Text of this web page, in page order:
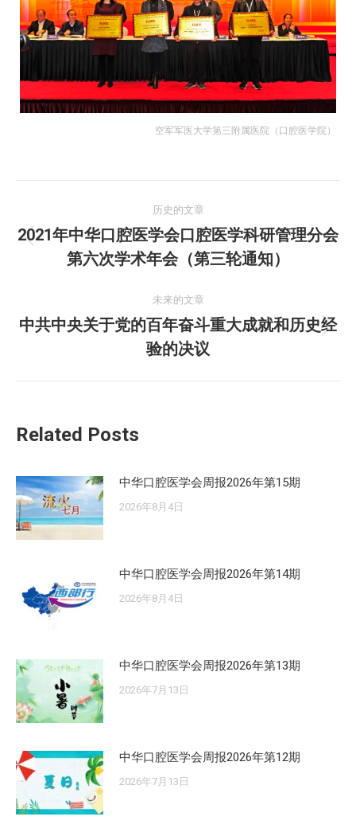
空军军医大学第三附属医院（口腔医学院）
章
历史的文章
历
史
文
章：
2021年中华口腔医学会口腔医学科研管理分会
第六次学术年会（第三轮通知）
未来的文章
未
来
的
中共中央关于党的百年奋斗重大成就和历史经
验的决议
Related Posts
中华口腔医学会周报2026年第15期
2026年8月4日
中华口腔医学会周报2026年第14期
2026年8月4日
中华口腔医学会周报2026年第13期
2026年7月13日
中华口腔医学会周报2026年第12期
2026年7月13日